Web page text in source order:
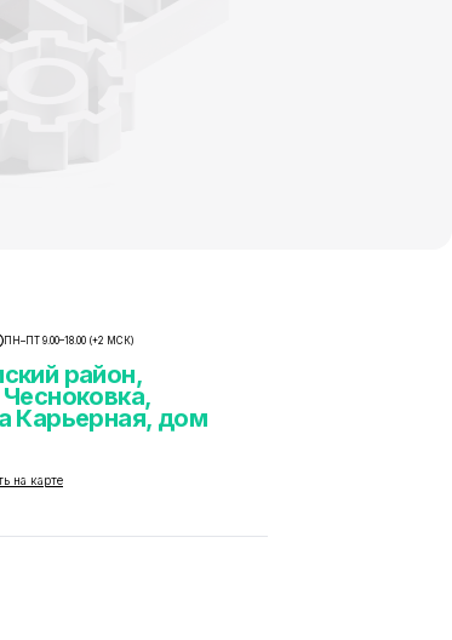
ПН–ПТ 9.00–18.00 (+2 МСК)
район,
Карьерная, дом
на карте